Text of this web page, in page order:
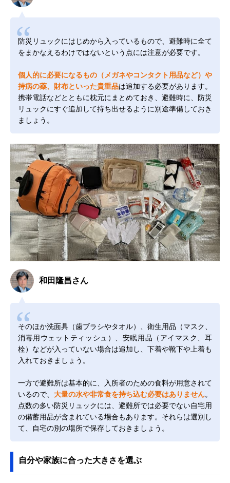
防災リュックにはじめから入っているもので、避難時に全て
をまかなえるわけではないという点には注意が必要です。
個人的に必要になるもの（メガネやコンタクト用品など）や
持病の薬、財布といった貴重品は追加する必要があります。
携帯電話などとともに枕元にまとめておき、避難時に、防災
リュックにすぐ追加して持ち出せるように別途準備しておき
ましょう。
和田隆昌さん
そのほか洗面具（歯ブラシやタオル）、衛生用品（マスク、
消毒用ウェットティッシュ）、安眠用品（アイマスク、耳
栓）などが入っていない場合は追加し、下着や靴下や上着も
入れておきましょう。
一方で避難所は基本的に、入所者のための食料が用意されて
いるので、 大量の水や非常食を持ち込む必要はありません。
点数の多い防災リュックには、避難所では必要でない自宅用
の備蓄用品が含まれている場合もあります。それらは選別し
て、自宅の別の場所で保存しておきましょう。
自分や家族に合った大きさを選ぶ